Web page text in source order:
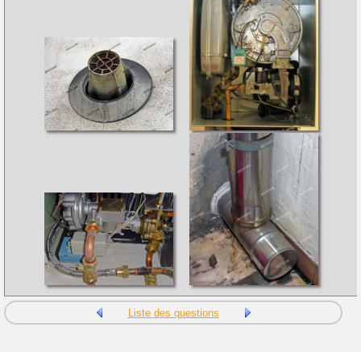
Liste des questions